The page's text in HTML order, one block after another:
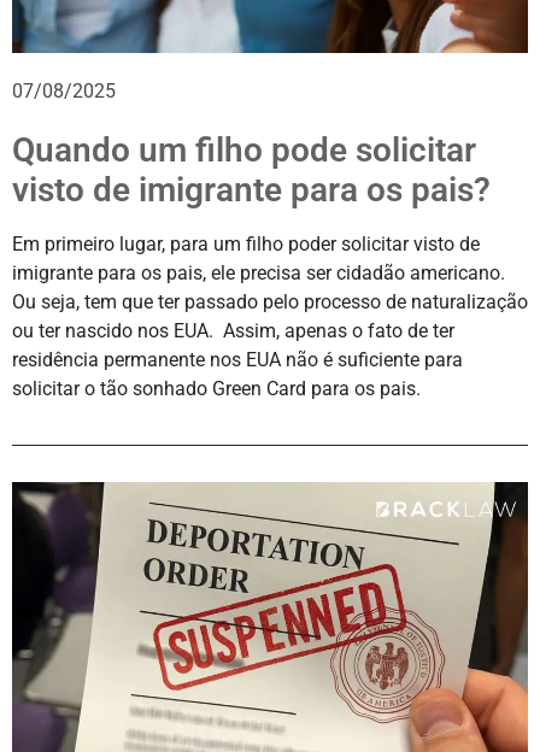
07/08/2025
Quando um filho pode solicitar
visto de imigrante para os pais?
Em primeiro lugar, para um filho poder solicitar visto de
imigrante para os pais, ele precisa ser cidadão americano.
Ou seja, tem que ter passado pelo processo de naturalização
ou ter nascido nos EUA. Assim, apenas o fato de ter
residência permanente nos EUA não é suficiente para
solicitar o tão sonhado Green Card para os pais.